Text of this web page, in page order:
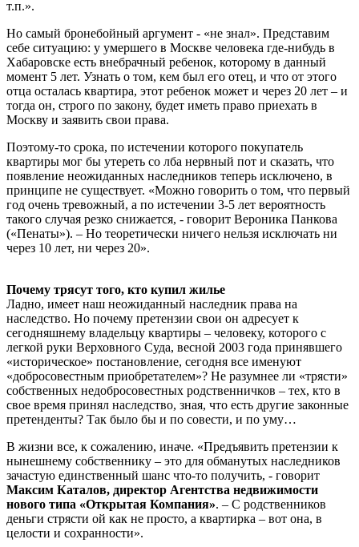
т.п.».
Но самый бронебойный аргумент - «не знал». Представим
себе ситуацию: у умершего в Москве человека где-нибудь в
Хабаровске есть внебрачный ребенок, которому в данный
момент 5 лет. Узнать о том, кем был его отец, и что от этого
отца осталась квартира, этот ребенок может и через 20 лет – и
тогда он, строго по закону, будет иметь право приехать в
Москву и заявить свои права.
Поэтому-то срока, по истечении которого покупатель
квартиры мог бы утереть со лба нервный пот и сказать, что
появление неожиданных наследников теперь исключено, в
принципе не существует. «Можно говорить о том, что первый
год очень тревожный, а по истечении 3-5 лет вероятность
такого случая резко снижается, - говорит Вероника Панкова
(«Пенаты»). – Но теоретически ничего нельзя исключать ни
через 10 лет, ни через 20».
Почему трясут того, кто купил жилье
Ладно, имеет наш неожиданный наследник права на
наследство. Но почему претензии свои он адресует к
сегодняшнему владельцу квартиры – человеку, которого с
легкой руки Верховного Суда, весной 2003 года принявшего
«историческое» постановление, сегодня все именуют
«добросовестным приобретателем»? Не разумнее ли «трясти»
собственных недобросовестных родственничков – тех, кто в
свое время принял наследство, зная, что есть другие законные
претенденты? Так было бы и по совести, и по уму…
В жизни все, к сожалению, иначе. «Предъявить претензии к
нынешнему собственнику – это для обманутых наследников
зачастую единственный шанс что-то получить, - говорит
Максим Каталов, директор Агентства недвижимости
нового типа «Открытая Компания». – С родственников
деньги стрясти ой как не просто, а квартирка – вот она, в
целости и сохранности».